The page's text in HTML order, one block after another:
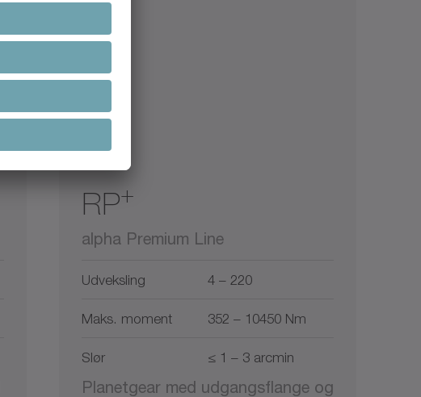
RP+
alpha Premium Line
Udveksling 4 – 220
Maks. moment 352 – 10450 Nm
Slør ≤ 1 – 3 arcmin
Planetgear med udgangsflange og